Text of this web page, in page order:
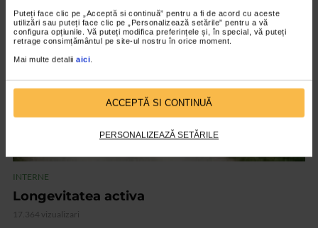
Puteți face clic pe „Acceptă si continuă” pentru a fi de acord cu aceste
utilizări sau puteți face clic pe „Personalizează setările” pentru a vă
configura opțiunile. Vă puteți modifica preferințele și, în special, vă puteți
retrage consimțământul pe site-ul nostru în orice moment.
Mai multe detalii aici.
ACCEPTĂ SI CONTINUĂ
PERSONALIZEAZĂ SETĂRILE
VIDEO
INTERNE
Longevitatea activa
17.364 vizualizari